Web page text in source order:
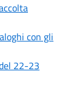
con gli
22-23